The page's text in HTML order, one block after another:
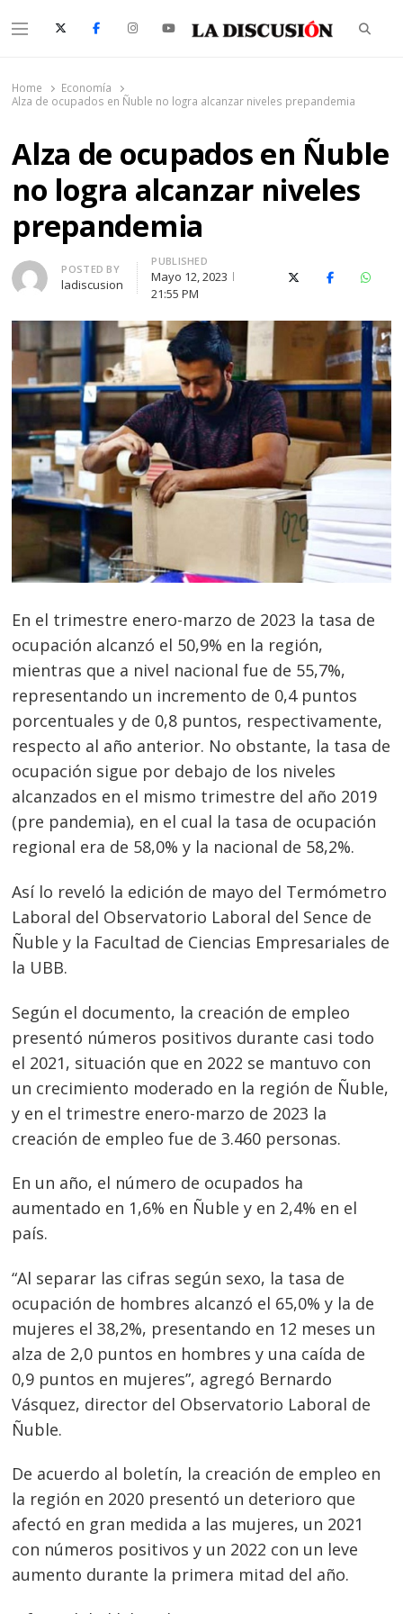
Menu
Home
Economía
Alza de ocupados en Ñuble no logra alcanzar niveles prepandemia
Alza de ocupados en Ñuble
no logra alcanzar niveles
prepandemia
Author
POSTED BY
ladiscusion
PUBLISHED
Mayo 12, 2023
21:55 PM
X (Twitter)Facebook
En el trimestre enero-marzo de 2023 la tasa de
ocupación alcanzó el 50,9% en la región,
mientras que a nivel nacional fue de 55,7%,
representando un incremento de 0,4 puntos
porcentuales y de 0,8 puntos, respectivamente,
respecto al año anterior. No obstante, la tasa de
ocupación sigue por debajo de los niveles
alcanzados en el mismo trimestre del año 2019
(pre pandemia), en el cual la tasa de ocupación
regional era de 58,0% y la nacional de 58,2%.
Así lo reveló la edición de mayo del Termómetro
Laboral del Observatorio Laboral del Sence de
Ñuble y la Facultad de Ciencias Empresariales de
la UBB.
Según el documento, la creación de empleo
presentó números positivos durante casi todo
el 2021, situación que en 2022 se mantuvo con
un crecimiento moderado en la región de Ñuble,
y en el trimestre enero-marzo de 2023 la
creación de empleo fue de 3.460 personas.
En un año, el número de ocupados ha
aumentado en 1,6% en Ñuble y en 2,4% en el
país.
“Al separar las cifras según sexo, la tasa de
ocupación de hombres alcanzó el 65,0% y la de
mujeres el 38,2%, presentando en 12 meses un
alza de 2,0 puntos en hombres y una caída de
0,9 puntos en mujeres”, agregó Bernardo
Vásquez, director del Observatorio Laboral de
Ñuble.
De acuerdo al boletín, la creación de empleo en
la región en 2020 presentó un deterioro que
afectó en gran medida a las mujeres, un 2021
con números positivos y un 2022 con un leve
aumento durante la primera mitad del año.